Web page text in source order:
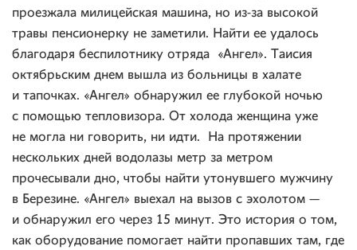
проезжала милицейская машина, но из-за высокой
травы пенсионерку не заметили. Найти ее удалось
благодаря беспилотнику отряда «Ангел». Таисия
октябрьским днем вышла из больницы в халате
и тапочках. «Ангел» обнаружил ее глубокой ночью
с помощью тепловизора. От холода женщина уже
не могла ни говорить, ни идти. На протяжении
нескольких дней водолазы метр за метром
прочесывали дно, чтобы найти утонувшего мужчину
в Березине. «Ангел» выехал на вызов с эхолотом —
и обнаружил его через 15 минут. Это история о том,
как оборудование помогает найти пропавших там, где